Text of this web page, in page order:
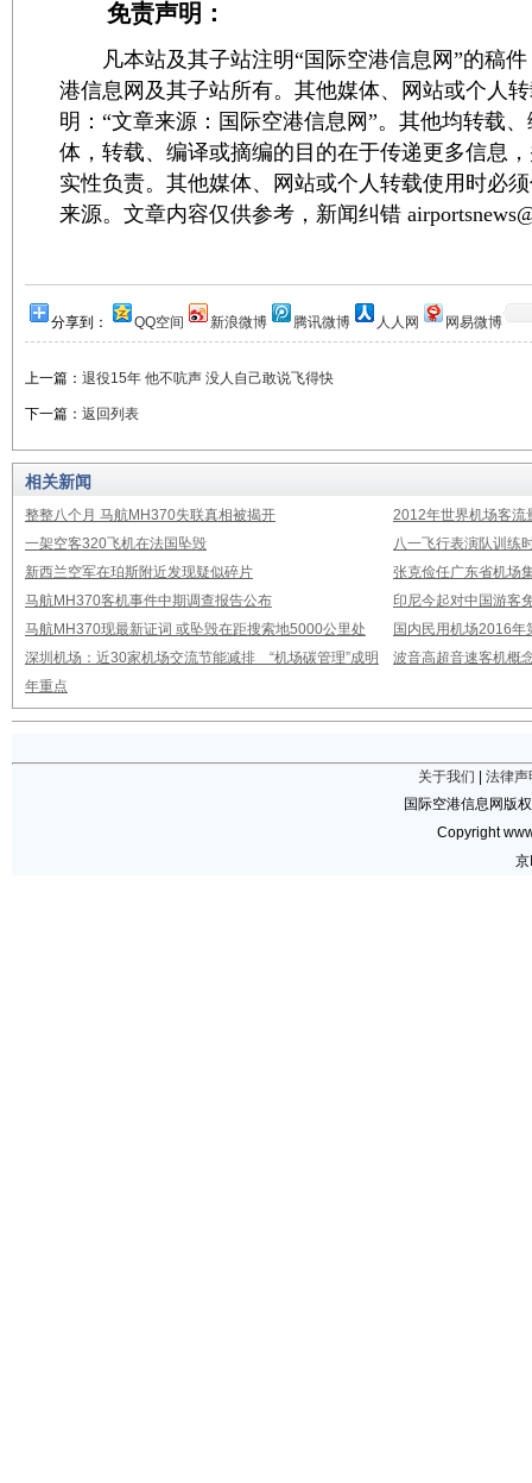
免责声明：
凡本站及其子站注明“国际空港信息网”的稿件
港信息网及其子站所有。其他媒体、网站或个人
明：“文章来源：国际空港信息网”。其他均转载
体，转载、编译或摘编的目的在于传递更多信息
实性负责。其他媒体、网站或个人转载使用时必
来源。文章内容仅供参考，新闻纠错
分享到： QQ空间 新浪微博 腾讯微博 人人网 网易微博
上一篇： 退役15年 他不吭声 没人自己敢说飞得快
下一篇： 返回列表
相关新闻
整整八个月 马航MH370失联真相被揭开
2012年世界机场客流
一架空客320飞机在法国坠毁
八一飞行表演队训练
新西兰空军在珀斯附近发现疑似碎片
张克俭任广东省机场
马航MH370客机事件中期调查报告公布
印尼今起对中国游客
马航MH370现最新证词 或坠毁在距搜索地5000公里处
国内民用机场2016年
深圳机场：近30家机场交流节能减排 “机场碳管理”成明
年重点
波音高超音速客机概
关于我们
法律声
国际空港信息网版
Copyright